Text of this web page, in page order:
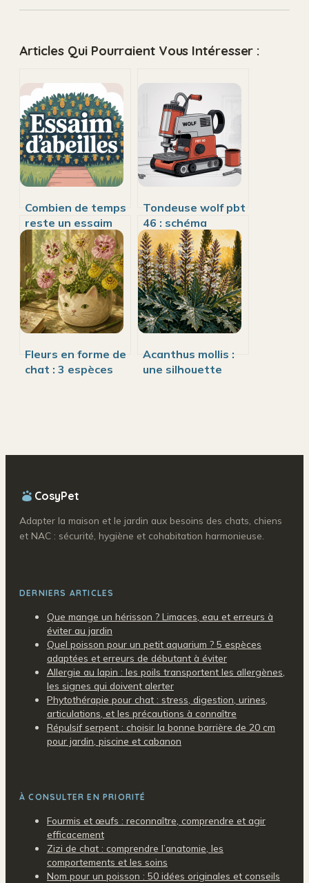
Articles Qui Pourraient Vous Intéresser :
Combien de temps
reste un essaim
d’abeilles et que
faire si vous en
voyez un
Tondeuse wolf pbt
46 : schéma
éclaté, pièces et
mode d’emploi
complet
Fleurs en forme de
chat : 3 espèces
Acanthus mollis :
une silhouette
CosyPet
Adapter la maison et le jardin aux besoins des chats, chiens
et NAC : sécurité, hygiène et cohabitation harmonieuse.
DERNIERS ARTICLES
Que mange un hérisson ? Limaces, eau et erreurs à
éviter au jardin
Quel poisson pour un petit aquarium ? 5 espèces
adaptées et erreurs de débutant à éviter
Allergie au lapin : les poils transportent les allergènes,
les signes qui doivent alerter
Phytothérapie pour chat : stress, digestion, urines,
articulations, et les précautions à connaître
Répulsif serpent : choisir la bonne barrière de 20 cm
pour jardin, piscine et cabanon
À CONSULTER EN PRIORITÉ
Fourmis et œufs : reconnaître, comprendre et agir
efficacement
Zizi de chat : comprendre l’anatomie, les
comportements et les soins
Nom pour un poisson : 50 idées originales et conseils